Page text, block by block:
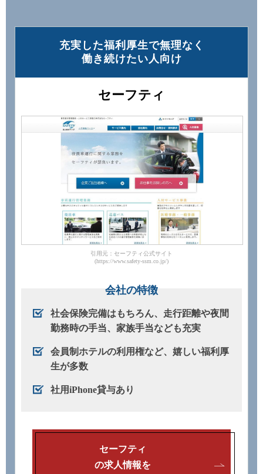
充実した福利厚⽣で無理なく
働き続けたい⼈向け
セーフティ
引用元：セーフティ公式サイト
(https://www.safety-ssm.co.jp/)
会社の特徴
社会保険完備はもちろん、走行距離や夜間
勤務時の手当、家族手当なども充実
会員制ホテルの利用権など、嬉しい福利厚
生が多数
社用iPhone貸与あり
セーフティ
の求人情報を